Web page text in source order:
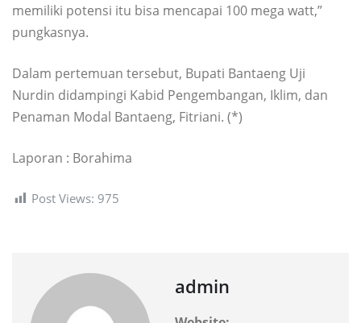
memiliki potensi itu bisa mencapai 100 mega watt,”
pungkasnya.
Dalam pertemuan tersebut, Bupati Bantaeng Uji
Nurdin didampingi Kabid Pengembangan, Iklim, dan
Penaman Modal Bantaeng, Fitriani. (*)
Laporan : Borahima
Post Views: 975
admin